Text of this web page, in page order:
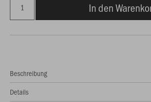
In den
Beschreibung
Details